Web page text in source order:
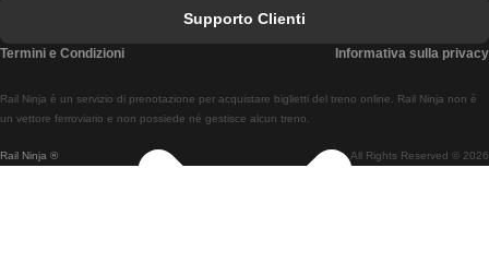
Treni Da Lisbon A Braga
Treni Da Braga A Lisbona
Rail Ninja ® All Rights Reserved © 2026
Rail Ninja è un servizio di prenotazione per acquistare biglietti del treno online. Rail Ninja non è
un vettore ferroviario e non possiede né gestisce alcun treno.
Supporto Clienti
Termini e Condizioni Informativa sulla privacy